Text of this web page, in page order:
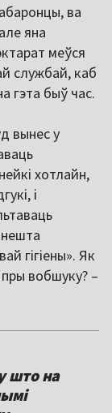
ва
яна
меўся
службай, каб
гэта быў час.
вынес у
хотлайн,
і
нешта
гігіены». Як
вобшуку? –
што на